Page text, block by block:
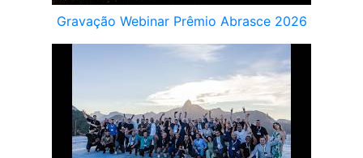
Gravação Webinar Prêmio Abrasce 2026